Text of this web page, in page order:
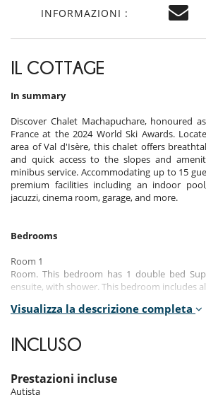
INFORMAZIONI :
IL COTTAGE
In summary
Discover Chalet Machapuchare, honoured
France at the 2024 World Ski Awards.
area of Val d'Isère, this chalet offers
and quick access to the slopes and
minibus service. Accommodating up to 15
premium facilities including an indoor
jacuzzi, cinema room, garage, and more.
Bedrooms
Room 1
Room. This bedroom has 1 double bed
ensuite, with shower. This bedroom includes
Room 2
ensuite, with shower. This bedroom includes
Room. This bedroom has 1 double bed Super
a double bed. Bathroom ensuite, with
Visualizza la descrizione completa
INCLUSO
Prestazioni incluse
Autista